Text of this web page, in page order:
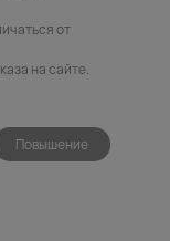
от
на сайте.
Повышение